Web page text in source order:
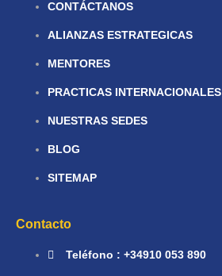
CONTÁCTANOS
ALIANZAS ESTRATEGICAS
MENTORES
PRACTICAS INTERNACIONALES
NUESTRAS SEDES
BLOG
SITEMAP
Contacto
Teléfono : +34910 053 890